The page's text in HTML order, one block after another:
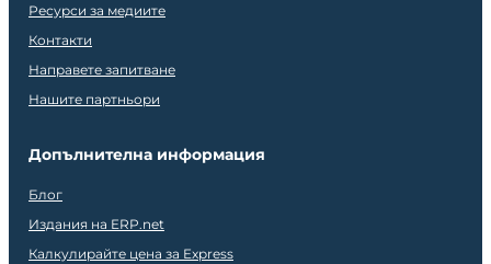
Ресурси за медиите
Контакти
Направете запитване
Нашите партньори
Допълнителна информация
Блог
Издания на ERP.net
Калкулирайте цена за Express